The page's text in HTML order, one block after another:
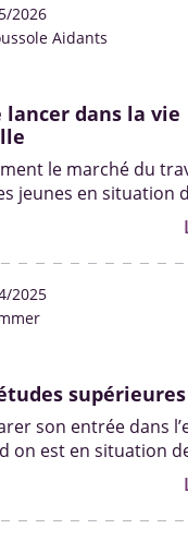
2026
Aidants
lancer dans la vie
le marché du
jeunes en situation
sur plusieurs
pour réussir
2025
supérieures
son entrée dans
on est en situation
démarches
pour